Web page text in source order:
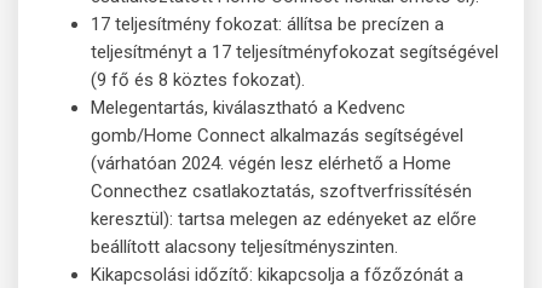
17 teljesítmény fokozat: állítsa be precízen a
teljesítményt a 17 teljesítményfokozat segítségével
(9 fő és 8 köztes fokozat).
Melegentartás, kiválasztható a Kedvenc
gomb/Home Connect alkalmazás segítségével
(várhatóan 2024. végén lesz elérhető a Home
Connecthez csatlakoztatás, szoftverfrissítésén
keresztül): tartsa melegen az edényeket az előre
beállított alacsony teljesítményszinten.
Kikapcsolási időzítő: kikapcsolja a főzőzónát a